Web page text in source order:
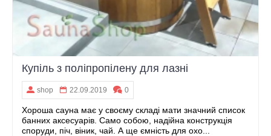
Купіль з поліпропілену для лазні
shop 22.09.2019 0
Хороша сауна має у своєму складі мати значний список
банних аксесуарів. Само собою, надійна конструкція
споруди, піч, віник, чай. А ще ємність для охо...